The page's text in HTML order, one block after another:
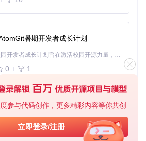
参与代码创作，更多精彩内容等你共创
立即登录/注册
列表中选择心仪款式。高级用户可通
预设多个英雄的皮肤方案。
入游戏大厅。工具会自动检测游戏进程
入训练模式或自定义游戏，观察所选英雄
载。如未生效，可通过工具界面的"强制
用配置。
与安全检查
三个维度验证系统状态：
暑期开发者成长计划
「源启盛夏」暑期校园开发者成长计划旨在激活校园开源力量，通过积分激励、认证扶持、资源倾斜等形式，引导高校组织和开发者完成「入驻 — 建项目 — 做贡献 — 获认证 — 得资源」的完整闭环。无论你是想带领社团入驻平台的组织者，还是希望用代码贡献证明自己的开发者，都能在这里找到属于你的成长路径。
0 1
免费、本地、开源的 24/7 全天候 Cowork 应用，以及适用于 Gemini CLI、Claude Code、Codex、OpenCode、Qwen Code、Goose CLI、Auggie 等的 OpenClaw | 🌟 喜欢就点star吧
0 6